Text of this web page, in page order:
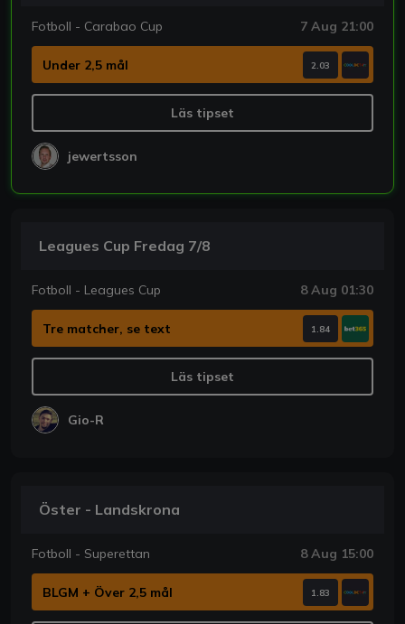
Fotboll - Carabao Cup 7 Aug 21:00
Under 2,5 mål 2.03
Läs tipset
jewertsson
Leagues Cup Fredag 7/8
Fotboll - Leagues Cup 8 Aug 01:30
Tre matcher, se text 1.84
Läs tipset
Gio-R
Öster - Landskrona
Fotboll - Superettan 8 Aug 15:00
BLGM + Över 2,5 mål 1.83